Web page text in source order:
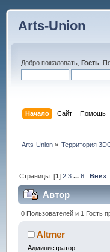
Arts-Union
Добро пожаловать, Гость.
Начало Сайт Помощь
Arts-Union » Территория
Страницы: [1]2 3 ...6 Вниз
Автор
0 Пользователей и 1 Гость
Altmer
Администратор